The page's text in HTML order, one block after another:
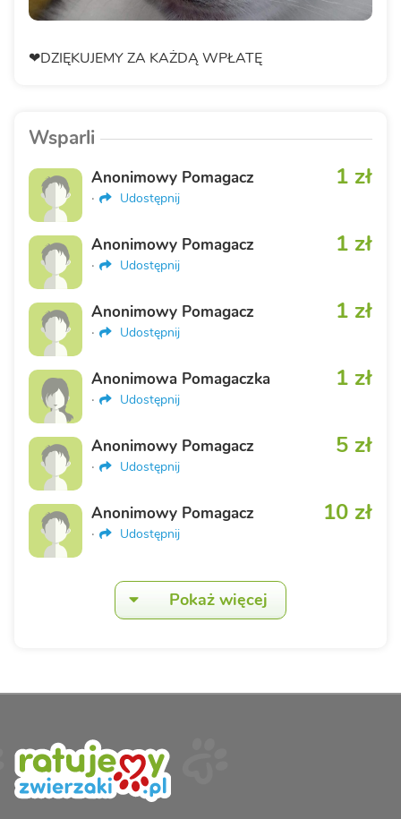
❤DZIĘKUJEMY ZA KAŻDĄ WPŁATĘ
Wsparli
1 zł
Anonimowy Pomagacz
· Udostępnij
1 zł
Anonimowy Pomagacz
· Udostępnij
1 zł
Anonimowy Pomagacz
· Udostępnij
1 zł
Anonimowa Pomagaczka
· Udostępnij
5 zł
Anonimowy Pomagacz
· Udostępnij
10 zł
Anonimowy Pomagacz
· Udostępnij
Pokaż więcej